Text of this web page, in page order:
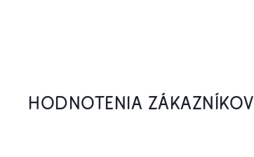
HODNOTENIA ZÁKAZNÍKOV